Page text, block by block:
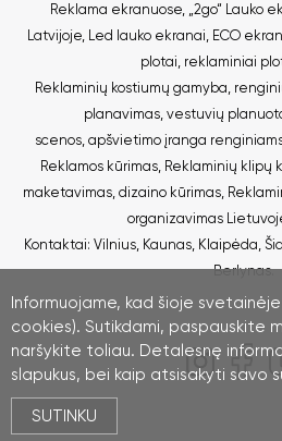
Informuojame, kad šioje
cookies). Sutikdami, paspauskite
naršykite toliau. Detalesnę
slapukus, bei kaip atsisakyti savo
SUTINKU
Reklama ekranuose, „2go“ Lauko
Latvijoje, Led lauko ekranai, ECO
plotai, reklaminiai
Reklaminių kostiumų gamyba,
planavimas, vestuvių
scenos, apšvietimo įranga
Reklamos kūrimas, Reklaminių klipų
maketavimas, dizaino kūrimas,
organizavimas
Kontaktai: Vilnius, Kaunas, Klaipėda,
Berlynas.